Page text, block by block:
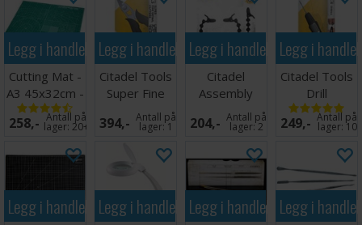
Legg i handlekurven
Cutting Mat -
A3 45x32cm -
Grønn
258,- Antall på
lager: 20+
Legg i handlekurven
Citadel Tools
Super Fine
Detail Cutters
394,- Antall på
lager:1
Legg i handlekurven
Citadel
Assembly
Stand v2
204,- Antall på
lager:2
Legg i
Citadel Tools
Drill
249,- Antall på
lager: 10
Legg i handlekurvenLegg i handlekurvenLegg i handlekurven
Legg i